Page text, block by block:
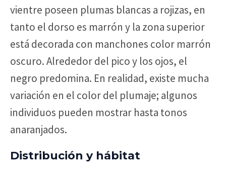
vientre poseen plumas blancas a rojizas, en
tanto el dorso es marrón y la zona superior
está decorada con manchones color marrón
oscuro. Alrededor del pico y los ojos, el
negro predomina. En realidad, existe mucha
variación en el color del plumaje; algunos
individuos pueden mostrar hasta tonos
anaranjados.
Distribución y hábitat